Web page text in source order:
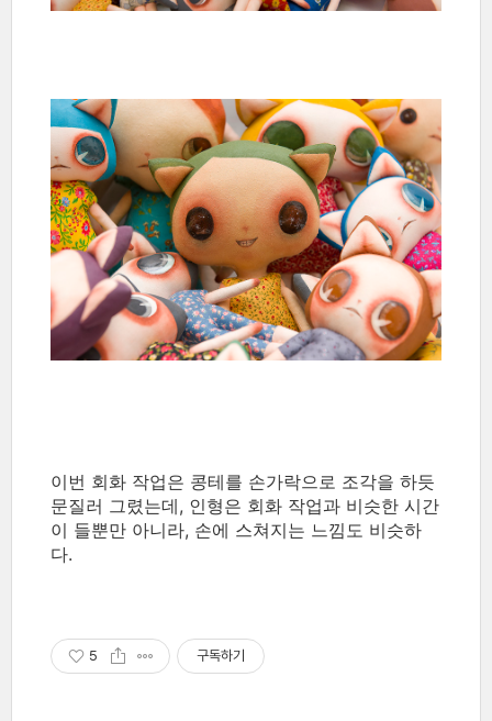
이번 회화 작업은 콩테를 손가락으로 조각을 하듯
문질러 그렸는데, 인형은 회화 작업과 비슷한 시간
이 들뿐만 아니라, 손에 스쳐지는 느낌도 비슷하
다.
5 구독하기